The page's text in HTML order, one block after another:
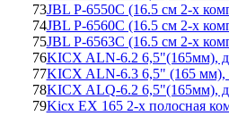
73JBL P-6550C (16.5 см 2-х
74JBL P-6560C (16.5 см 2-х
75JBL P-6563C (16.5 см 2-х
76KICX ALN-6.2 6,5"(165мм),
77KICX ALN-6.3 6,5" (165 мм),
78KICX ALQ-6.2 6,5"(165мм),
79Kicx EX 165 2-x полосная